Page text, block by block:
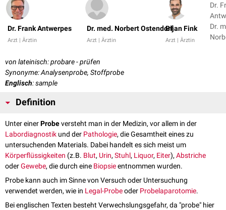
Dr. Frank Antwerpes
Arzt | Ärztin
Dr. med. Norbert Ostendorf
Arzt | Ärztin
Bijan Fink
Arzt | Ärztin
Dr.
Dr.
von lateinisch: probare - prüfen
Synonyme: Analysenprobe, Stoffprobe
Englisch: sample
Definition
Unter einerProbeversteht man in der Medizin, vor allem in der
Labordiagnostik und der Pathologie, die Gesamtheit eines zu
untersuchenden Materials. Dabei handelt es sich meist um
Körperflüssigkeiten (z.B. Blut, Urin, Stuhl, Liquor, Eiter), Abstriche
oderGewebe, die durch eine Biopsieentnommen wurden.
Probe kann auch im Sinne von Versuch oder Untersuchung
verwendet werden, wie in Legal-Probeoder Probelaparotomie.
Bei englischen Texten besteht Verwechslungsgefahr, da "probe" hier